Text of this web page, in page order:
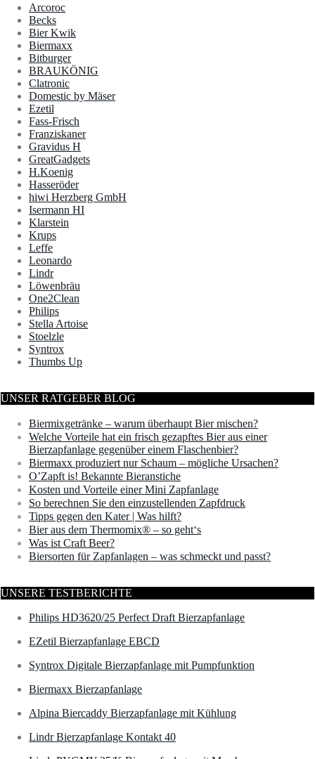
Arcoroc
Becks
Bier Kwik
Biermaxx
Bitburger
BRAUKÖNIG
Clatronic
Domestic by Mäser
Ezetil
Fass-Frisch
Franziskaner
Gravidus H
GreatGadgets
H.Koenig
Hasseröder
hiwi Herzberg GmbH
Isermann HI
Klarstein
Krups
Leffe
Leonardo
Lindr
Löwenbräu
One2Clean
Philips
Stella Artoise
Stoelzle
Syntrox
Thumbs Up
UNSER RATGEBER BLOG
Biermixgetränke – warum überhaupt Bier mischen?
Welche Vorteile hat ein frisch gezapftes Bier aus einer
Bierzapfanlage gegenüber einem Flaschenbier?
Biermaxx produziert nur Schaum – mögliche Ursachen?
O’Zapft is! Bekannte Bieranstiche
Kosten und Vorteile einer Mini Zapfanlage
So berechnen Sie den einzustellenden Zapfdruck
Tipps gegen den Kater | Was hilft?
Bier aus dem Thermomix® – so geht‘s
Was ist Craft Beer?
Biersorten für Zapfanlagen – was schmeckt und passt?
UNSERE TESTBERICHTE
Philips HD3620/25 Perfect Draft Bierzapfanlage
EZetil Bierzapfanlage EBCD
Syntrox Digitale Bierzapfanlage mit Pumpfunktion
Biermaxx Bierzapfanlage
Alpina Biercaddy Bierzapfanlage mit Kühlung
Lindr Bierzapfanlage Kontakt 40